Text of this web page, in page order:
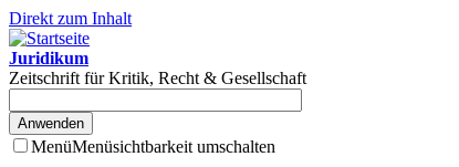
Direkt zum Inhalt
Juridikum
Zeitschrift für Kritik, Recht & Gesellschaft
MenüMenüsichtbarkeit umschalten